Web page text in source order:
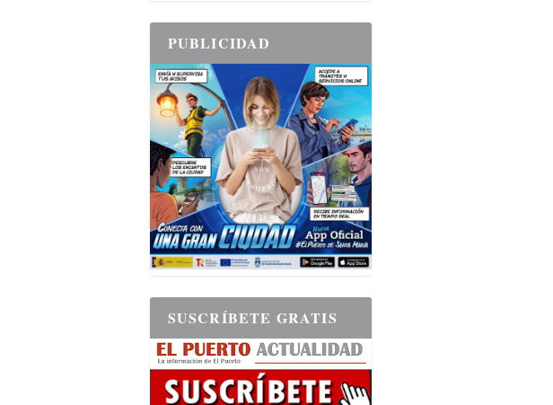
PUBLICIDAD
SUSCRÍBETE GRATIS